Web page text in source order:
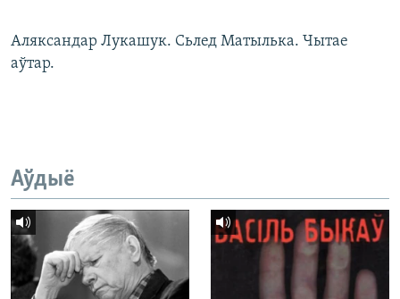
Аляксандар Лукашук. Сьлед Матылька. Чытае
аўтар.
Аўдыё